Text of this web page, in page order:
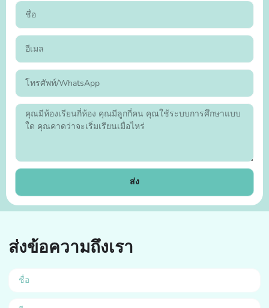
ส่ง
ส่งข้อความถึงเรา